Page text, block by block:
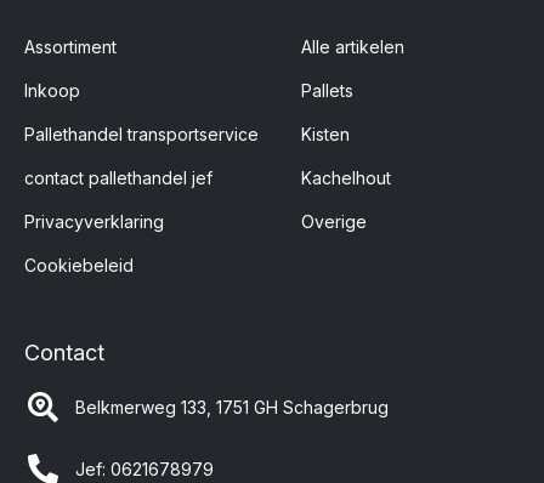
Assortiment
Inkoop
Pallethandel transportservice
contact pallethandel jef
Privacyverklaring
Cookiebeleid
Alle artikelen
Pallets
Kisten
Kachelhout
Overige
Contact
Belkmerweg 133, 1751 GH Schagerbrug
Jef: 0621678979